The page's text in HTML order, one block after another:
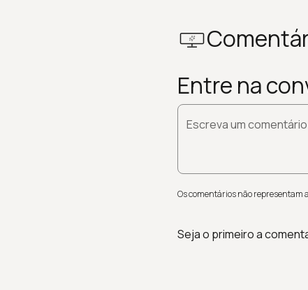
Entre na
Escreva um comentário
Os comentários não representam
Seja o primeiro a